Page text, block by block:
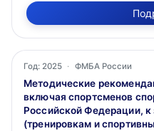
Год: 2025 · ФМБА России
Методические
включая спортсменов
Российской Федерации, к
(тренировкам и